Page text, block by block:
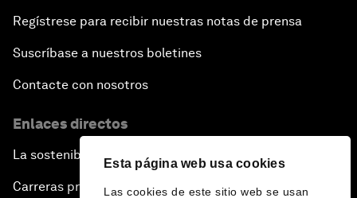
Esta página web usa cookies
Las cookies de este sitio web se usan
Regístrese para recibir nuestras notas de prensa
Suscríbase a nuestros boletines
Contacte con nosotros
Enlaces directos
La sostenibilidad en el Foro
Carreras profesionales